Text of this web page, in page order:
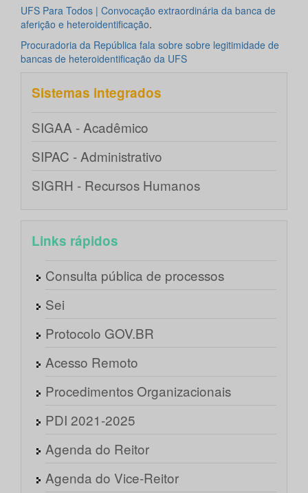
UFS Para Todos | Convocação extraordinária da banca de
aferição e heteroidentificação.
Procuradoria da República fala sobre sobre legitimidade de
bancas de heteroidentificação da UFS
Sistemas integrados
SIGAA - Acadêmico
SIPAC - Administrativo
SIGRH - Recursos Humanos
Links rápidos
Consulta pública de processos
Sei
Protocolo GOV.BR
Acesso Remoto
Procedimentos Organizacionais
PDI 2021-2025
Agenda do Reitor
Agenda do Vice-Reitor